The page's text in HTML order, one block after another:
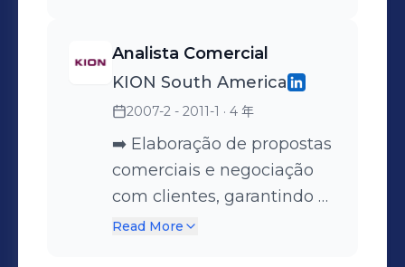
pricing e posicionamento
de mercado. ➡️ Palavras-
chave: Planejamento
comercial | Análise de
resultados | Comparativo
de dados | Planejamento
estratégico | Estratégia de
alinhamento de preços. ➡️
Mapeamento de processos
e definição de melhorias
para aumentar a eficiência
e reduzir custos nas
operações internacionais.
➡️ Desenvolvimento de
entrega e a satisfação dos
mesmos. ➡️ Elaboração de
documentos como
Proformas, B/L, Packing-
List, Certificados Mercosul
e outros necessários para o
processo logístico. ➡️
Analista Comercial
KION South America
2007-2 - 2011-1 · 4 年
➡️ Elaboração de propostas
comerciais e negociação
com clientes, garantindo o
controle das entregas e a
Read More